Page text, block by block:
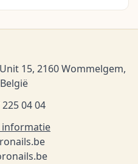
15, 2160 Wommelgem,
België
04 04
informatie